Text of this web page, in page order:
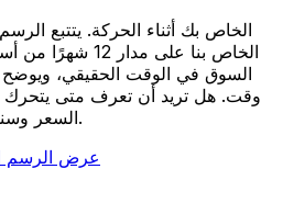
السوق في الوقت الحقيقي،
وقت. هل تريد أن تعرف متى يتحرك
السعر وسنخبرك عندما يصل إلى هدفك.
عرض الرسم